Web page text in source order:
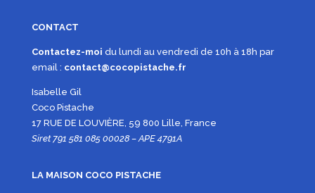
CONTACT
Contactez-moi du lundi au vendredi de 10h à 18h par
email : contact@cocopistache.fr
Isabelle Gil
Coco Pistache
17 RUE DE LOUVIÈRE, 59 800 Lille, France
Siret 791 581 085 00028 – APE 4791A
LA MAISON COCO PISTACHE